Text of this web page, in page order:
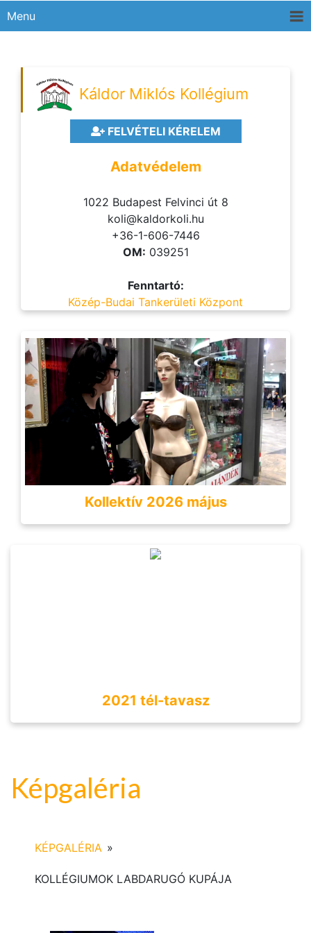
Menu
Káldor Miklós Kollégium
FELVÉTELI KÉRELEM
Adatvédelem
1022 Budapest Felvinci út 8
koli@kaldorkoli.hu
+36-1-606-7446
OM: 039251
Fenntartó:
Közép-Budai Tankerületi Központ
Kollektív 2026 május
2021 tél-tavasz
Képgaléria
KÉPGALÉRIA »
KOLLÉGIUMOK LABDARUGÓ KUPÁJA